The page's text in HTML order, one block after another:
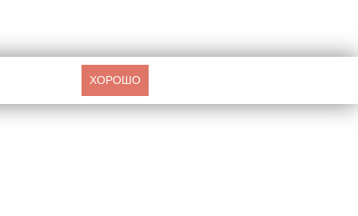
ХОРОШО